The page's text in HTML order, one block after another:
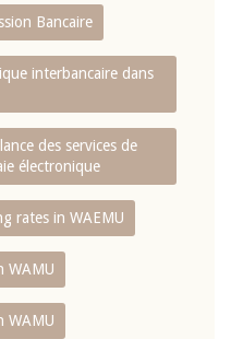
Bancaire
interbancaire dans
des services de
électronique
rates in WAEMU
WAMU
WAMU